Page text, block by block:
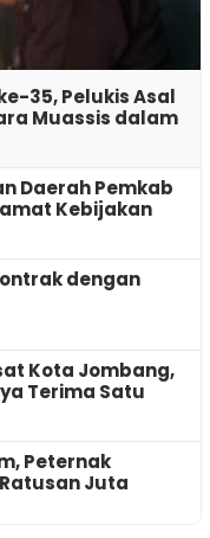
35, Pelukis Asal
Muassis dalam
Daerah Pemkab
Kebijakan
dengan
Kota Jombang,
Terima Satu
Peternak
Juta